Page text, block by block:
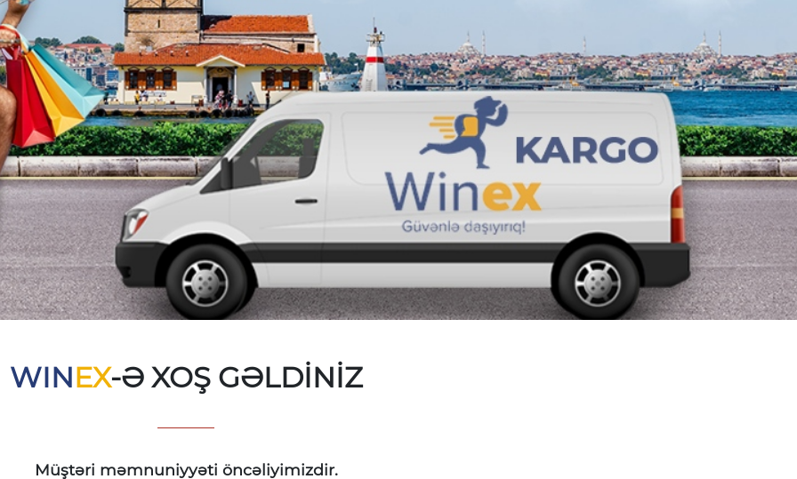
WINEX-Ə XOŞ GƏLDİNİZ
Müştəri məmnuniyyəti öncəliyimizdir.